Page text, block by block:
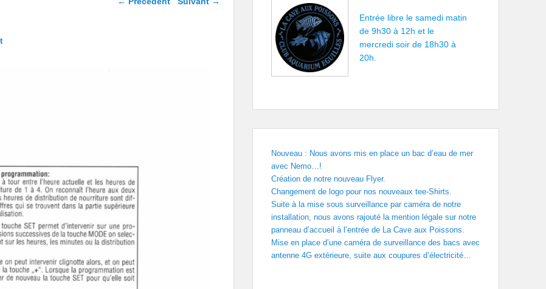
Entrée libre le samedi matin
de 9h30 à 12h et le
mercredi soir de 18h30 à
20h.
Nouveau : Nous avons mis en place un bac d’eau de mer
avec Nemo…!
Création de notre nouveau Flyer.
Changement de logo pour nos nouveaux tee-Shirts.
Suite à la mise sous surveillance par caméra de notre
installation, nous avons rajouté la mention légale sur notre
panneau d’accueil à l’entrée de La Cave aux Poissons.
Mise en place d’une caméra de surveillance des bacs avec
antenne 4G extérieure, suite aux coupures d’électricité…